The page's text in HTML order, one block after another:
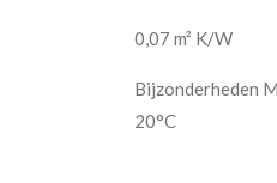
0,07 m² K/W
Bijzonderheden
20°C